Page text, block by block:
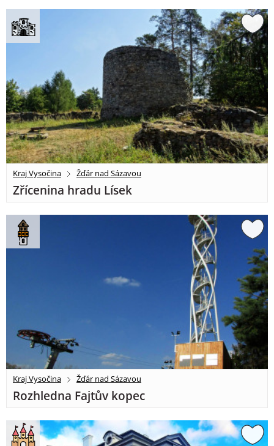
Kraj Vysočina Žďár nad Sázavou
Zřícenina hradu Lísek
Kraj Vysočina Žďár nad Sázavou
Rozhledna Fajtův kopec